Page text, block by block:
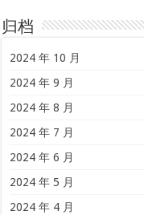
归档
2024 年 10 月
2024 年 9 月
2024 年 8 月
2024 年 7 月
2024 年 6 月
2024 年 5 月
2024 年 4 月